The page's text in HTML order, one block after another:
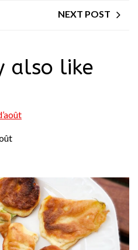
NEXT POST
also like